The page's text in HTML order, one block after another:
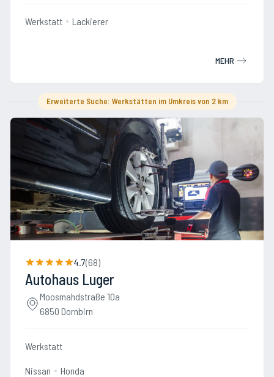
Werkstatt Lackierer
MEHR
Erweiterte Suche: Werkstätten im Umkreis von 2 km
4.7(68)
Autohaus Luger
Moosmahdstraße 10a
6850 Dornbirn
Werkstatt
Nissan Honda